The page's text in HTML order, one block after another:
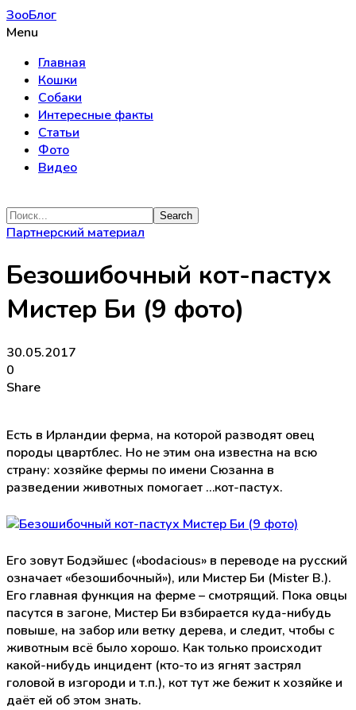
ЗооБлог
Menu
Главная
Кошки
Собаки
Интересные факты
Статьи
Фото
Видео
Партнерский материал
Безошибочный кот-пастух
Мистер Би (9 фото)
30.05.2017
0
Share
Есть в Ирландии ферма, на которой разводят овец
породы цвартблес. Но не этим она известна на всю
страну: хозяйке фермы по имени Сюзанна в
разведении животных помогает …кот-пастух.
Его зовут Бодэйшес («bodacious» в переводе на русский
означает «безошибочный»), или Мистер Би (Mister B.).
Его главная функция на ферме – смотрящий. Пока овцы
пасутся в загоне, Мистер Би взбирается куда-нибудь
повыше, на забор или ветку дерева, и следит, чтобы с
животным всё было хорошо. Как только происходит
какой-нибудь инцидент (кто-то из ягнят застрял
головой в изгороди и т.п.), кот тут же бежит к хозяйке и
даёт ей об этом знать.